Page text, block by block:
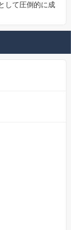
して圧倒的に成